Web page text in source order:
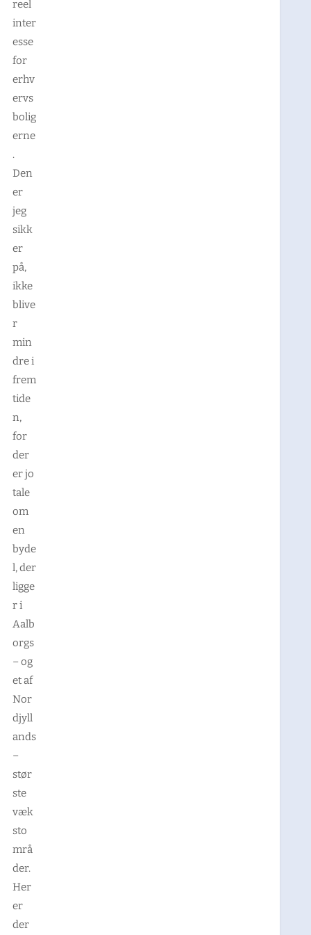
reel
inter
esse
for
erhv
ervs
bolig
erne
.
Den
er
jeg
sikk
er
på,
ikke
blive
r
min
dre i
frem
tide
n,
for
der
er jo
tale
om
en
byde
l, der
ligge
r i
Aalb
orgs
– og
et af
Nor
djyll
ands
–
stør
ste
væk
sto
mrå
der.
Her
er
der